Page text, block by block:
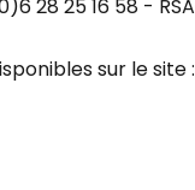
28 25 16 58 -
sur le site